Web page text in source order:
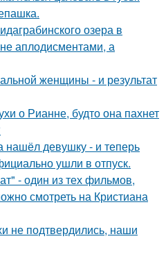
озера в
аплодисментами, а
женщины - и результат
о Рианне, будто она пахнет
нашёл девушку - и теперь
ушли в отпуск.
- один из тех фильмов,
смотреть на Кристиана
не подтвердились, наши